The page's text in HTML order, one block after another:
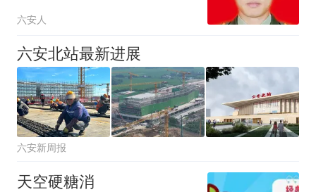
六安人
六安北站最新进展
六安新周报
天空硬糖消